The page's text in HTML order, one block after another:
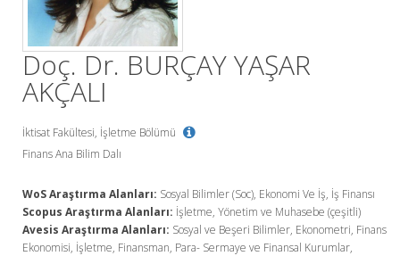
Doç. Dr. BURÇAY YAŞAR
AKÇALI
İktisat Fakültesi, İşletme Bölümü
Finans Ana Bilim Dalı
WoS Araştırma Alanları: Sosyal Bilimler (Soc), Ekonomi Ve İş, İş Finansı
Scopus Araştırma Alanları: İşletme, Yönetim ve Muhasebe (çeşitli)
Avesis Araştırma Alanları: Sosyal ve Beşeri Bilimler, Ekonometri, Finans
Ekonomisi, İşletme, Finansman, Para- Sermaye ve Finansal Kurumlar,